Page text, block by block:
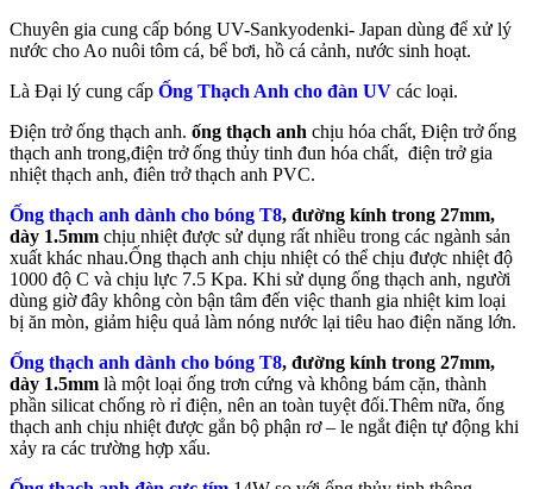
Chuyên gia cung cấp bóng UV-Sankyodenki- Japan dùng để xử lý
nước cho Ao nuôi tôm cá, bể bơi, hồ cá cảnh, nước sinh hoạt.
Là Đại lý cung cấp Ống Thạch Anh cho đàn UV các loại.
Điện trở ống thạch anh. ống thạch anh chịu hóa chất, Điện trở ống
thạch anh trong,điện trở ống thủy tinh đun hóa chất, điện trở gia
nhiệt thạch anh, điên trở thạch anh PVC.
Ống thạch anh dành cho bóng T8, đường kính trong 27mm,
dày 1.5mm chịu nhiệt được sử dụng rất nhiều trong các ngành sản
xuất khác nhau.Ống thạch anh chịu nhiệt có thể chịu được nhiệt độ
1000 độ C và chịu lực 7.5 Kpa. Khi sử dụng ống thạch anh, người
dùng giờ đây không còn bận tâm đến việc thanh gia nhiệt kim loại
bị ăn mòn, giảm hiệu quả làm nóng nước lại tiêu hao điện năng lớn.
Ống thạch anh dành cho bóng T8, đường kính trong 27mm,
dày 1.5mm là một loại ống trơn cứng và không bám cặn, thành
phần silicat chống rò rỉ điện, nên an toàn tuyệt đối.Thêm nữa, ống
thạch anh chịu nhiệt được gắn bộ phận rơ – le ngắt điện tự động khi
xảy ra các trường hợp xấu.